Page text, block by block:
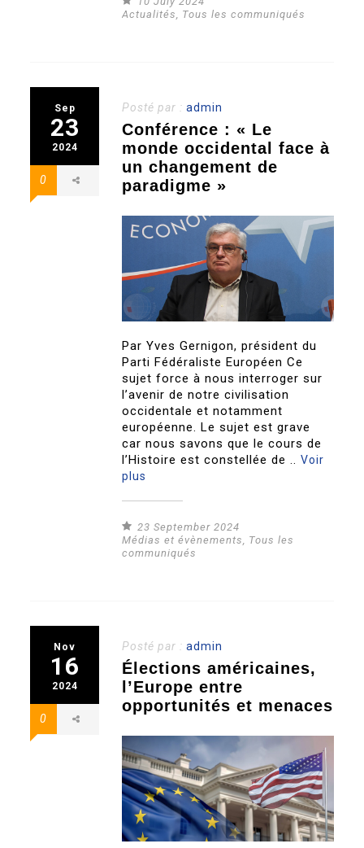
Actualités, Tous les communiqués
Sep
23
2024
0
Posté par :admin
Conférence : « Le
monde occidental face à
un changement de
paradigme »
Par Yves Gernigon, président du
Parti Fédéraliste Européen Ce
sujet force à nous interroger sur
l’avenir de notre civilisation
occidentale et notamment
européenne. Le sujet est grave
car nous savons que le cours de
l’Histoire est constellée de ..Voir
plus
23 September 2024
Médias et évènements, Tous les
communiqués
Nov
16
2024
0
Posté par :admin
Élections américaines,
l’Europe entre
opportunités et menaces